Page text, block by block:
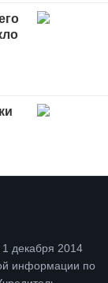
декабря 2014
информации по